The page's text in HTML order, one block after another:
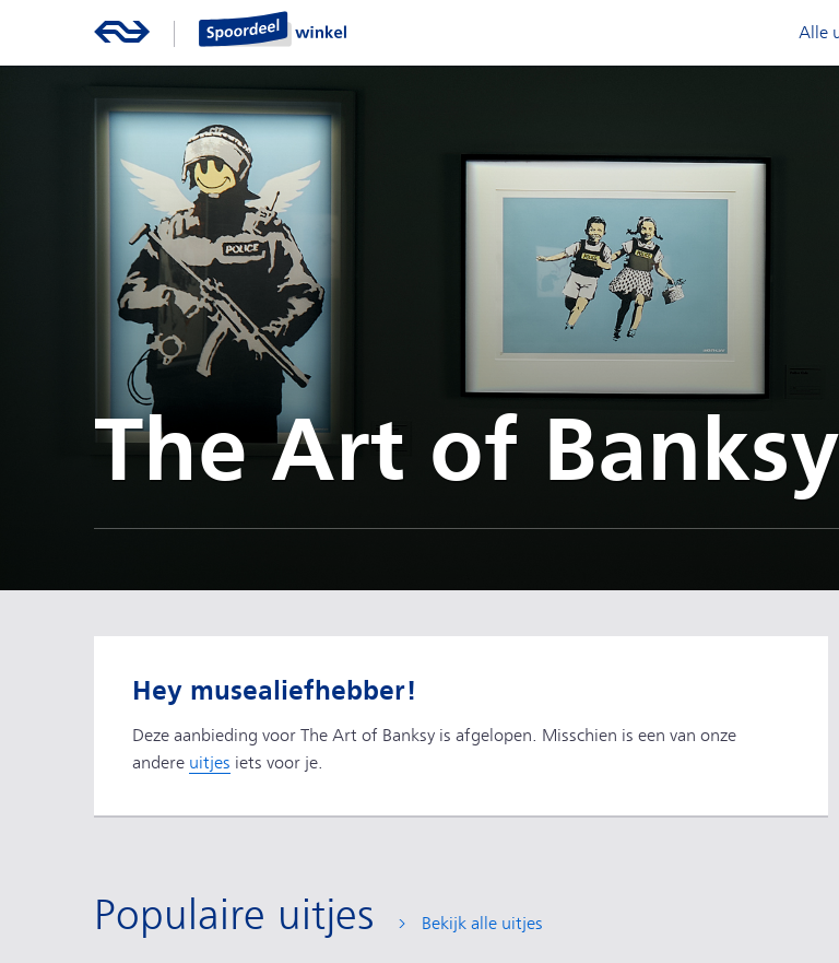
Alle
The Art of Banksy
Hey musealiefhebber!
Deze aanbieding voor The Art of Banksy is afgelopen. Misschien is een van onze
andere uitjes iets voor je.
Populaire uitjes Bekijk alle uitjes